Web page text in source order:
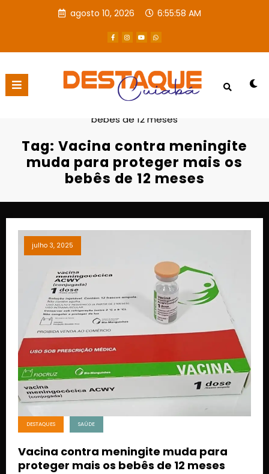
agosto 10, 2026 6:55:58 AM
Página inicial
bebês de 12 meses
Tag: Vacina contra meningite
muda para proteger mais os
bebês de 12 meses
julho 3, 2025
DESTAQUES SAÚDE
Vacina contra meningite muda para
proteger mais os bebês de 12 meses